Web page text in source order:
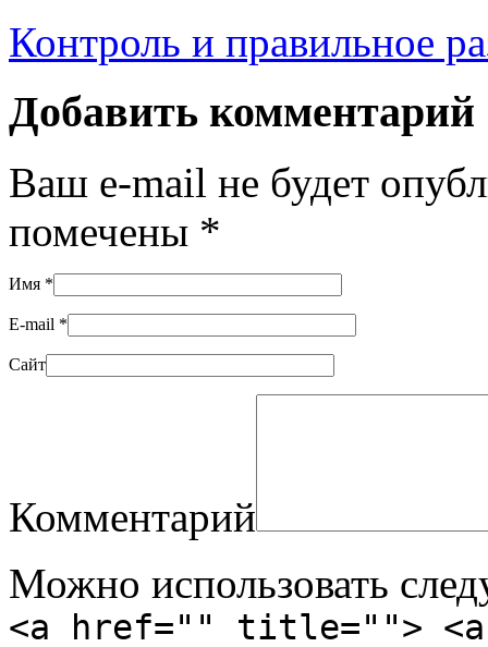
Контроль и правильное
Добавить комментарий
Ваш e-mail не будет
помечены *
Имя *
E-mail *
Сайт
Комментарий
Можно использовать
<a href="" title="">